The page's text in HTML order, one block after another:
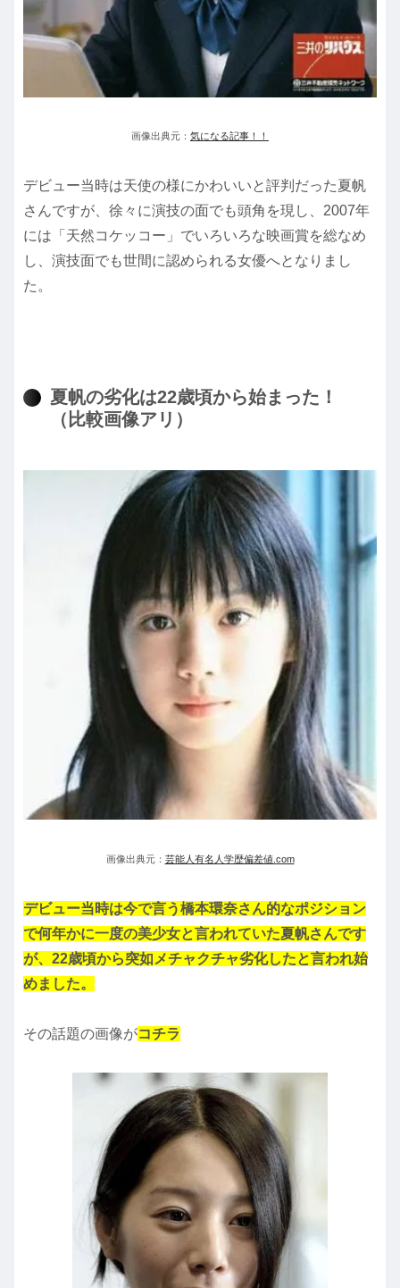
画像出典元： 気になる記事！！
デビュー当時は天使の様にかわいいと評判だった夏帆
さんですが、徐々に演技の面でも頭角を現し、2007年
には「天然コケッコー」でいろいろな映画賞を総なめ
し、演技面でも世間に認められる女優へとなりまし
た。
夏帆の劣化は22歳頃から始まった！
（比較画像アリ）
画像出典元： 芸能人有名人学歴偏差値.com
デビュー当時は今で言う橋本環奈さん的なポジション
で何年かに一度の美少女と言われていた夏帆さんです
が、22歳頃から突如メチャクチャ劣化したと言われ始
めました。
その話題の画像がコチラ